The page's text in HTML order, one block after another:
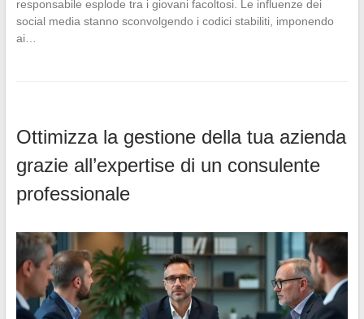
responsabile esplode tra i giovani facoltosi. Le influenze dei
social media stanno sconvolgendo i codici stabiliti, imponendo
ai…
Ottimizza la gestione della tua azienda
grazie all’expertise di un consulente
professionale